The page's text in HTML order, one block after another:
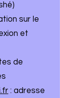
sur le
et
de
: adresse